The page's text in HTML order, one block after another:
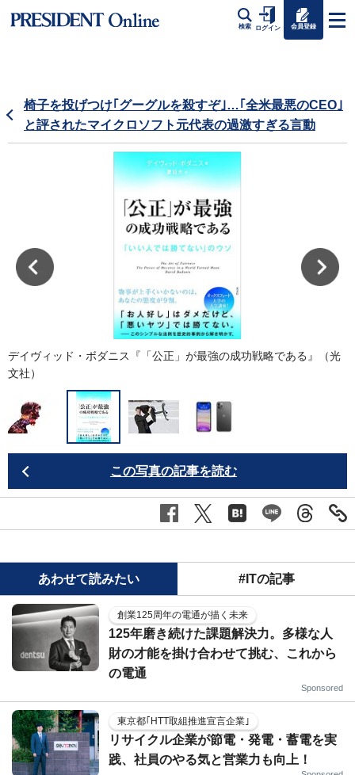
検索 ログイン 会員登録
椅子を投げつけ｢グーグルを殺すぞ｣…｢全米最悪のCEO｣
と評されたマイクロソフト元代表の過激すぎる言動
デイヴィッド・ボダニス『「公正」が最強の成功戦略である』（光
文社）
この写真の記事を読む
あわせて読みたい #ITの記事
創業125周年の電通が描く未来
125年磨き続けた課題解決力。多様な人
財の才能を掛け合わせて挑む、これから
の電通
Sponsored
東京都｢HTT取組推進宣言企業｣
リサイクル企業が節電・発電・蓄電を実
践、社員のやる気と営業力も向上！